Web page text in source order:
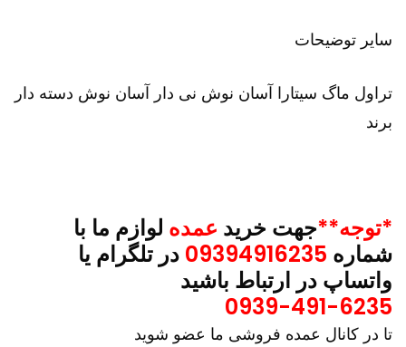
سایر توضیحات
تراول ماگ سیتارا آسان نوش نی دار آسان نوش دسته دار
برند
*توجه**جهت خرید عمده لوازم ما با
شماره
در تلگرام یا
واتساپ در ارتباط باشید
0939-491-6235
تا در کانال عمده فروشی ما عضو شوید